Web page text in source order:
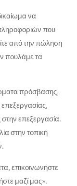
να
που
από την πώληση
πουλάμε τα
πρόσβασης,
επεξεργασία.
στην τοπική
επικοινωνήστε
μαζί μας».